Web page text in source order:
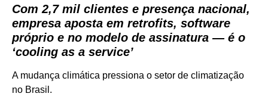
Com 2,7 mil clientes e presença nacional,
empresa aposta em retrofits, software
próprio e no modelo de assinatura — é o
‘cooling as a service’
A mudança climática pressiona o setor de climatização
no Brasil.